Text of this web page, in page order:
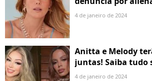
4 de janeiro de 2024
Anitta e Melody
juntas! Saiba tudo
4 de janeiro de 2024